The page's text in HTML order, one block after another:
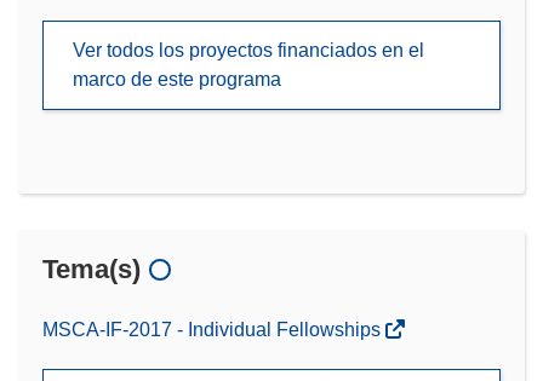
Ver todos los proyectos financiados en el
marco de este programa
Tema(s)
MSCA-IF-2017 - Individual Fellowships